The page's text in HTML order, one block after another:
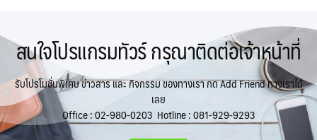
สนใจโปรแกรมทัวร์ กรุณาติดต่อเจ้าหน้าที่
รับโปรโมชั่นพิเศษ ข่าวสาร และ กิจกรรม ของทางเรา กด Add Friend ทางเราได้
เลย
Office :02-980-0203 Hotline :081-929-9293